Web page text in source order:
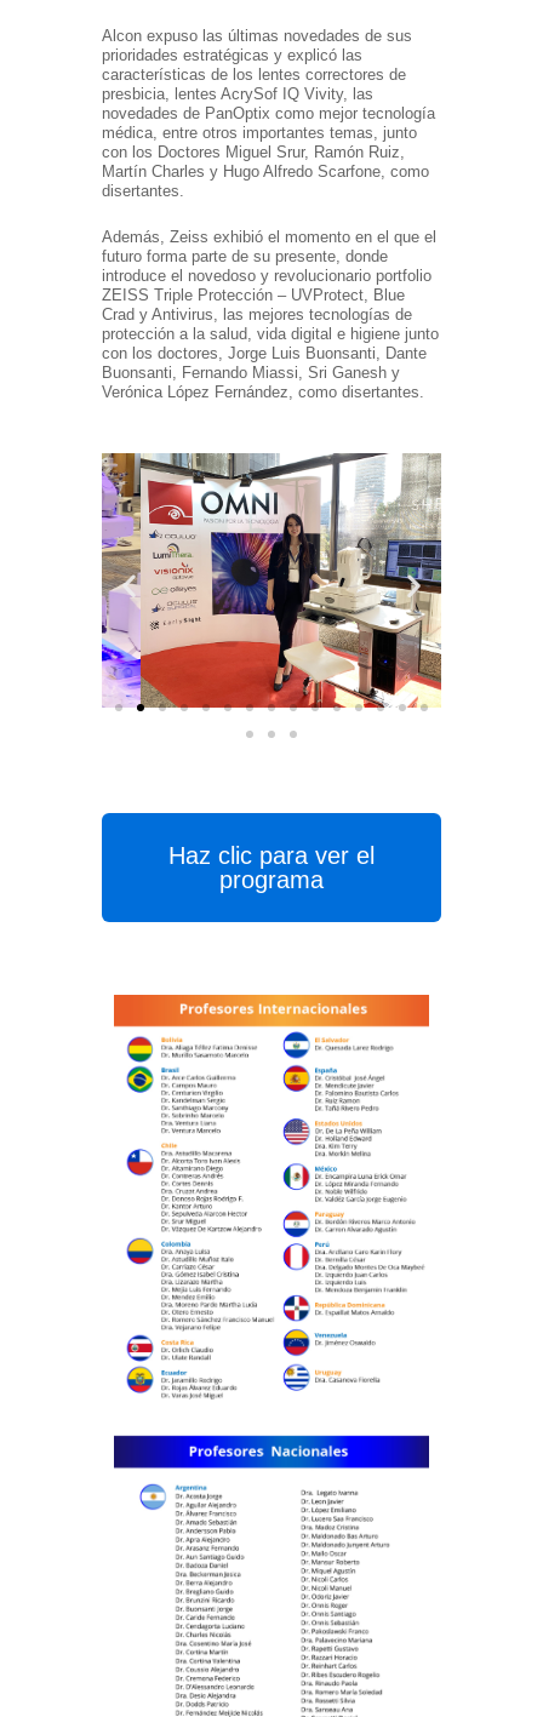
Alcon expuso las últimas novedades de sus
prioridades estratégicas y explicó las
características de los lentes correctores de
presbicia, lentes AcrySof IQ Vivity, las
novedades de PanOptix como mejor tecnología
médica, entre otros importantes temas, junto
con los Doctores Miguel Srur, Ramón Ruiz,
Martín Charles y Hugo Alfredo Scarfone, como
disertantes.
Además, Zeiss exhibió el momento en el que el
futuro forma parte de su presente, donde
introduce el novedoso y revolucionario portfolio
ZEISS Triple Protección – UVProtect, Blue
Crad y Antivirus, las mejores tecnologías de
protección a la salud, vida digital e higiene junto
con los doctores, Jorge Luis Buonsanti, Dante
Buonsanti, Fernando Miassi, Sri Ganesh y
Verónica López Fernández, como disertantes.
Haz clic para ver el
programa